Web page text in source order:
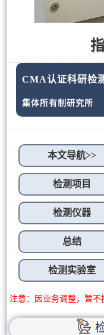
CMA认证科研检
集体所有制研究所
本文导航>>
检测项目
检测仪器
总结
检测实验室
注意：因业务调整，暂不